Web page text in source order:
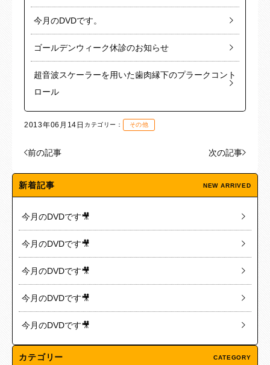
今月のDVDです。
ゴールデンウィーク休診のお知らせ
超音波スケーラーを用いた歯肉縁下のプラークコント
ロール
2013年06月14日 カテゴリー： その他
前の記事 次の記事
新着記事 NEW ARRIVED
今月のDVDです🎥
今月のDVDです🎥
今月のDVDです🎥
今月のDVDです🎥
今月のDVDです🎥
カテゴリー CATEGORY